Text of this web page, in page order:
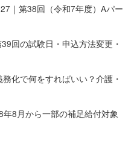
｜第38回（令和7年度）Aパー
回の試験日・申込方法変更・
化で何をすればいい？介護・
8月から一部の補足給付対象